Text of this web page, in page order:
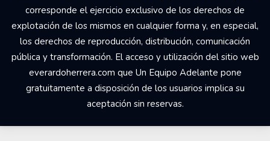
corresponde el ejercicio exclusivo de los derechos de
explotación de los mismos en cualquier forma y, en especial,
los derechos de reproducción, distribución, comunicación
pública y transformación. El acceso y utilización del sitio web
everardoherrera.com que Un Equipo Adelante pone
gratuitamente a disposición de los usuarios implica su
aceptación sin reservas.